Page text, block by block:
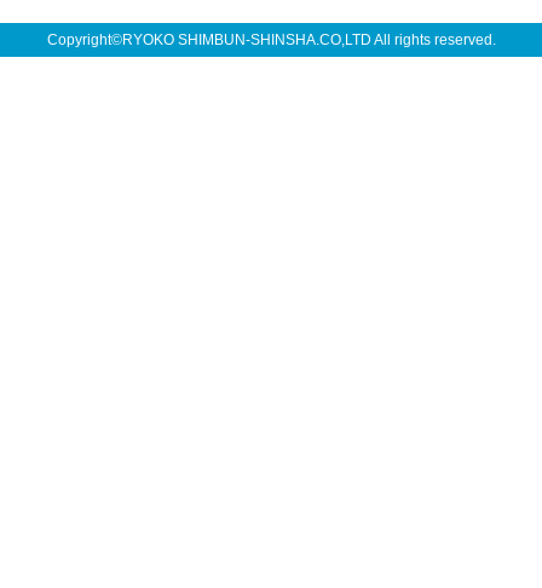
Copyright©RYOKO SHIMBUN-SHINSHA.CO,LTD All rights reserved.